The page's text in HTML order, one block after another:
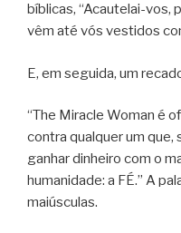
bíblicas, “Acautelai-vos,
vêm até vós vestidos
E, em seguida, um
“The Miracle Woman é
contra qualquer um que,
ganhar dinheiro com o
humanidade: a FÉ.” A
maiúsculas.